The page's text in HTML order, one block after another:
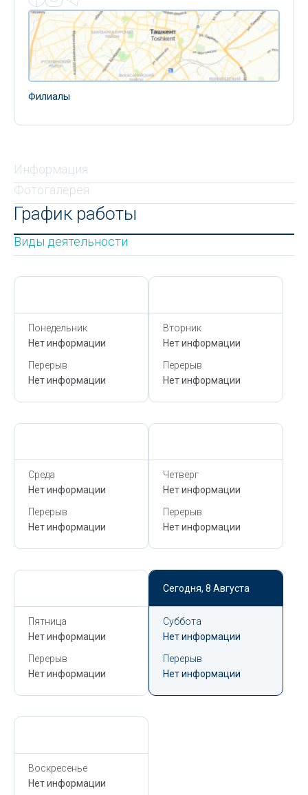
Филиалы
Информация
Фотогалерея
График работы
Виды деятельности
Понедельник
Нет информации
Перерыв
Нет информации
Вторник
Нет информации
Перерыв
Нет информации
Среда
Нет информации
Перерыв
Нет информации
Четверг
Нет информации
Перерыв
Нет информации
Пятница
Нет информации
Перерыв
Нет информации
Сегодня, 8 Августа
Суббота
Нет информации
Перерыв
Нет информации
Воскресенье
Нет информации